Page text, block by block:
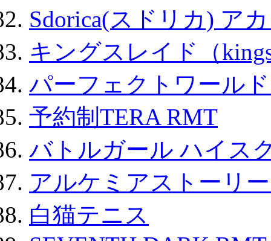
Sdorica(スドリカ) ア
キングスレイド（
パーフェクトワール
予約制TERA RMT
バトルガール ハイス
アルケミアストーリ
白猫テニス